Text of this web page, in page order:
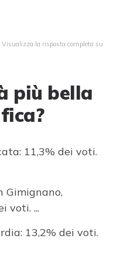
Visualizza la risposta completa su
più bella
11,3% dei voti.
Gimignano,
voti. ...
13,2% dei voti.